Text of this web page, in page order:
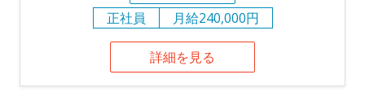
正社員
月給240,000円
詳細を見る